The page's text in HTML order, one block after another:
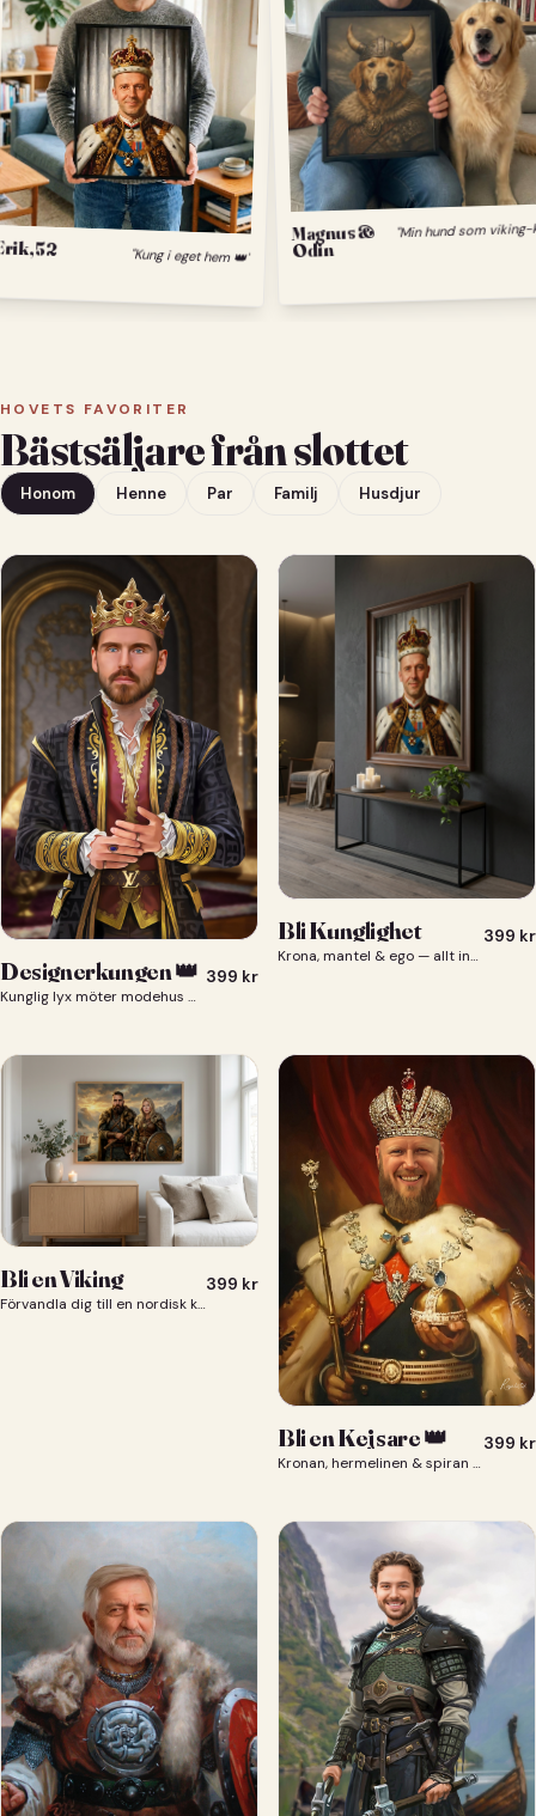
52 "Kung i eget hem 👑"
Magnus &
Odin
HOVETS FAVORITER
Bästsäljare från slottet
Honom Henne Par Familj Husdjur
Designerkungen 👑
Kunglig lyx möter modehus — du som designerkung 👑
399 kr
Bli Kunglighet
Krona, mantel & ego — allt ingår 👑
399 kr
Bli en Viking
Förvandla dig till en nordisk krigare i ett episkt vikingaporträtt.
399 kr
Bli en Kejsare 👑
Kronan, hermelinen & spiran — du som kejsare 👑
399 kr